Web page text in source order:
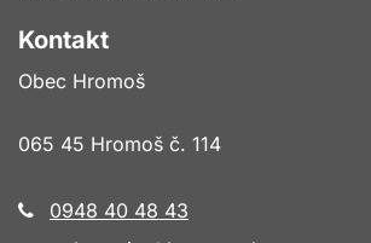
Kontakt
Obec Hromoš
065 45 Hromoš č. 114
0948 40 48 43